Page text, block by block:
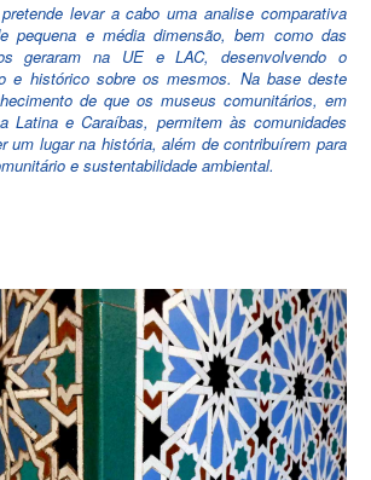
levar a cabo uma analise comparativa
pequena e média dimensão, bem como das
geraram na UE e LAC, desenvolvendo o
e histórico sobre os mesmos. Na base deste
de que os museus comunitários, em
Latina e Caraíbas, permitem às comunidades
um lugar na história, além de contribuírem para
e sustentabilidade ambiental.